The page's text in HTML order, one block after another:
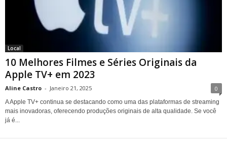
Local
10 Melhores Filmes e Séries Originais da
Apple TV+ em 2023
Aline Castro - Janeiro 21, 2025 0
A Apple TV+ continua se destacando como uma das plataformas de streaming
mais inovadoras, oferecendo produções originais de alta qualidade. Se você
já é...